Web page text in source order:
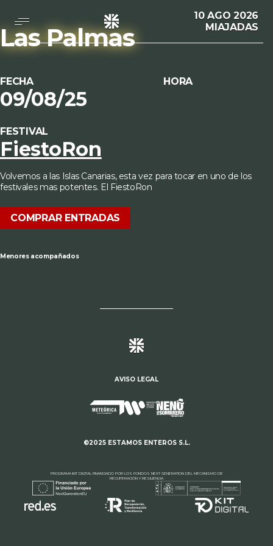
contenido
Despistaos
10 AGO 2026
MIAJADAS
Las Palmas
FECHA
09/08/25
HORA
FESTIVAL
FiestoRon
Volvemos a las Islas Canarias, esta vez para tocar en uno de los
festivales mas potentes. El FiestoRon
COMPRAR ENTRADAS
Menores acompañados
AVISO LEGAL
©2025 ESTAMOS ENTEROS S.L.
PROGRAMA KIT DIGITAL FINANCIADO POR LOS FONDOS NEXT GENERATION DEL MECANISMO DE
RECUPERACIÓN Y RESILIENCIA